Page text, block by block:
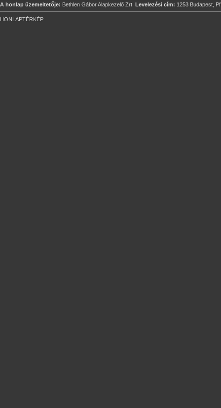
A honlap üzemeltetője: Bethlen Gábor Alapkezelő Zrt. Levelezési cím: 1253 Budapest,
HONLAPTÉRKÉP